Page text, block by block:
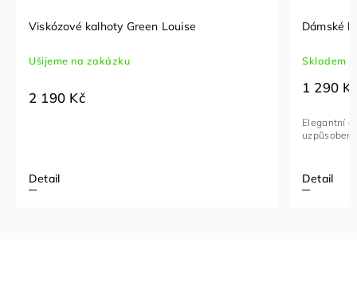
Viskózové kalhoty Green Louise
Ušijeme na zakázku
2 190 Kč
Detail
Dámské
Skladem
1 290
Detail
Elegantní